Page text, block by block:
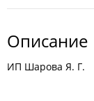
Описание
ИП Шарова Я. Г.